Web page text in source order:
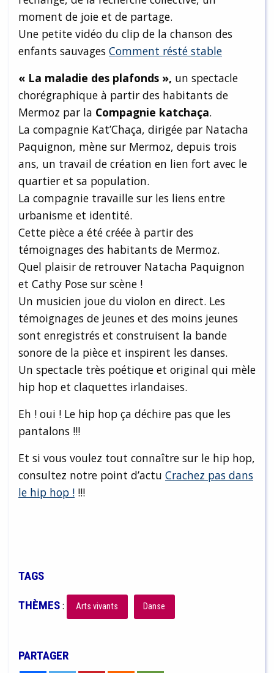
moment de joie et de partage.
Une petite vidéo du clip de la chanson des
enfants sauvages Comment résté stable
« La maladie des plafonds », un spectacle
chorégraphique à partir des habitants de
Mermoz par la Compagnie katchaça.
La compagnie Kat’Chaça, dirigée par Natacha
Paquignon, mène sur Mermoz, depuis trois
ans, un travail de création en lien fort avec le
quartier et sa population.
La compagnie travaille sur les liens entre
urbanisme et identité.
Cette pièce a été créée à partir des
témoignages des habitants de Mermoz.
Quel plaisir de retrouver Natacha Paquignon
et Cathy Pose sur scène !
Un musicien joue du violon en direct. Les
témoignages de jeunes et des moins jeunes
sont enregistrés et construisent la bande
sonore de la pièce et inspirent les danses.
Un spectacle très poétique et original qui mèle
hip hop et claquettes irlandaises.
Eh ! oui ! Le hip hop ça déchire pas que les
pantalons !!!
Et si vous voulez tout connaître sur le hip hop,
consultez notre point d’actu Crachez pas dans
le hip hop ! !!!
TAGS
THÈMES: Arts vivants Danse
PARTAGER